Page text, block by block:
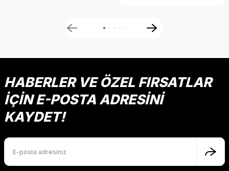
HABERLER VE ÖZEL FIRSATLAR
İÇİN E-POSTA ADRESİNİ
KAYDET!